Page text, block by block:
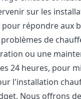
sur les
répondre aux
de
ou une
24 heures, pour
l'installation
Nous offrons